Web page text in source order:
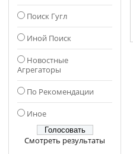
Поиск Гугл
Иной Поиск
Новостные
Агрегаторы
По Рекомендации
Иное
Смотреть результаты